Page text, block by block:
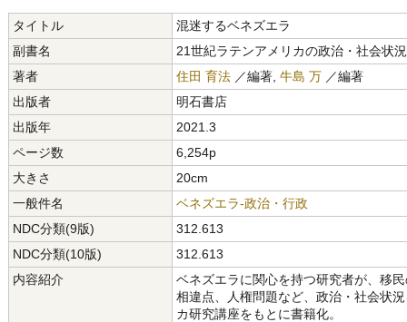
タイトル
混迷するベネズエラ
副書名
21世紀ラテンアメリカの政治・社会状況
著者
住田 育法 ／編著, 牛島 万 ／編著
出版者
明石書店
出版年
2021.3
ページ数
6,254p
大きさ
20cm
一般件名
ベネズエラ-政治・行政
NDC分類(9版)
312.613
NDC分類(10版)
312.613
内容紹介
ベネズエラに関心を持つ研究者が、移
相違点、人権問題など、政治・社会状
カ研究講座をもとに書籍化。